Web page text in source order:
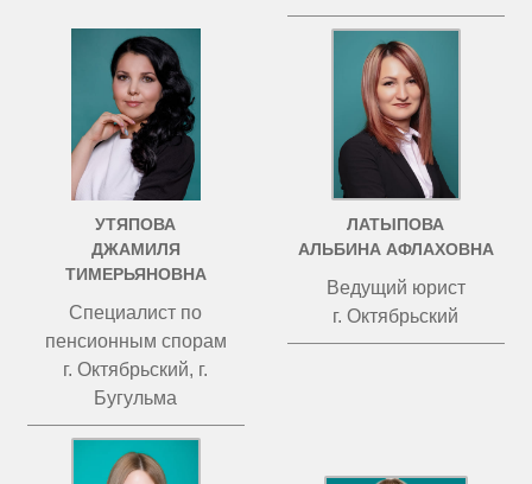
УТЯПОВА
ДЖАМИЛЯ
ТИМЕРЬЯНОВНА
Специалист по
пенсионным спорам
г. Октябрьский, г.
Бугульма
ЛАТЫПОВА
АЛЬБИНА АФЛАХОВНА
Ведущий юрист
г. Октябрьский